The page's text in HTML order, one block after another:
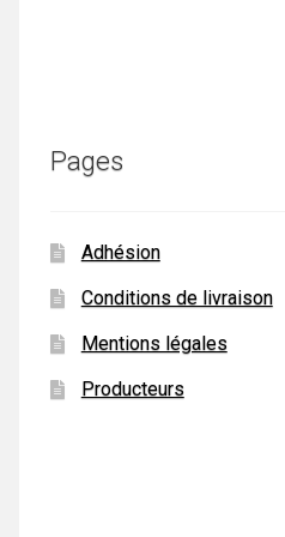
Pages
Adhésion
Conditions de livraison
Mentions légales
Producteurs